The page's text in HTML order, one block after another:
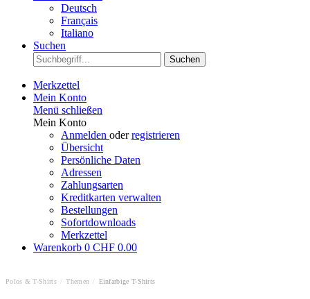
Deutsch
Français
Italiano
Suchen
Suchen
Merkzettel
Mein Konto
Menü schließen
Mein Konto
Anmelden oderregistrieren
Übersicht
Persönliche Daten
Adressen
Zahlungsarten
Kreditkarten verwalten
Bestellungen
Sofortdownloads
Merkzettel
Warenkorb 0 CHF 0.00
Polos & T-Shirts Themen Einfarbige T-Shirts